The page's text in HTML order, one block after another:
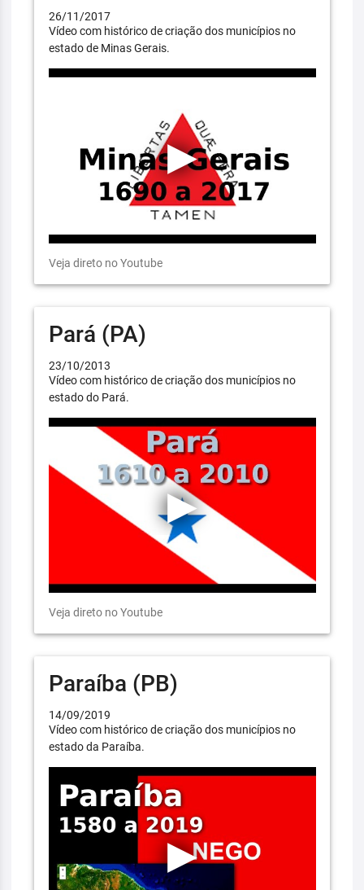
26/11/2017
Vídeo com histórico de criação dos municípios no
estado de Minas Gerais.
Veja direto no Youtube
Pará (PA)
23/10/2013
Vídeo com histórico de criação dos municípios no
estado do Pará.
Veja direto no Youtube
Paraíba (PB)
14/09/2019
Vídeo com histórico de criação dos municípios no
estado da Paraíba.